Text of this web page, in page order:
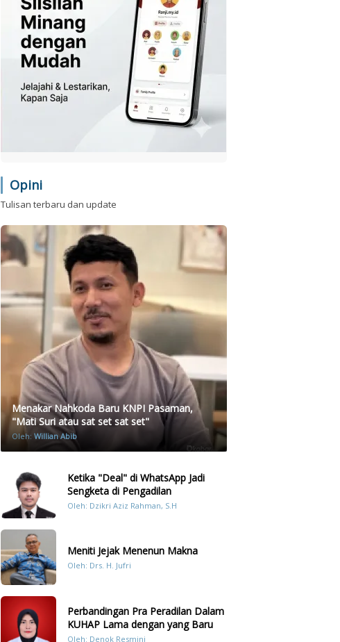
Opini
Tulisan terbaru dan update
Menakar Nahkoda Baru KNPI Pasaman,
"Mati Suri atau sat set sat set"
Oleh: Willian Abib
Ketika "Deal" di WhatsApp Jadi
Sengketa di Pengadilan
Oleh: Dzikri Aziz Rahman, S.H
Meniti Jejak Menenun Makna
Oleh: Drs. H. Jufri
Perbandingan Pra Peradilan Dalam
KUHAP Lama dengan yang Baru
Oleh: Denok Resmini